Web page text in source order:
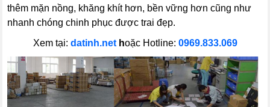
thêm mặn nồng, khăng khít hơn, bền vững hơn cũng như
nhanh chóng chinh phục được trai đẹp.
Xem tại: datinh.nethoặc Hotline: 0969.833.069